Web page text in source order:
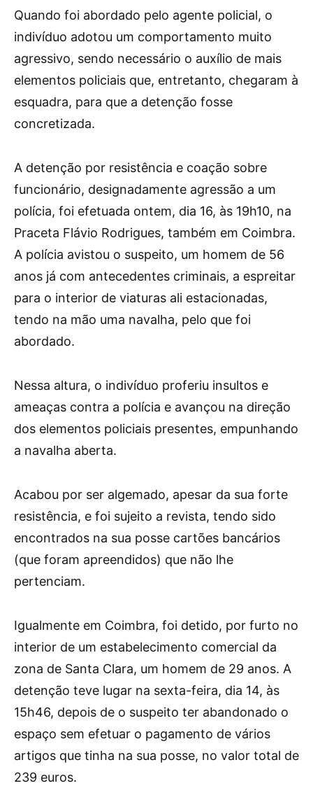
Quando foi abordado pelo agente policial, o
indivíduo adotou um comportamento muito
agressivo, sendo necessário o auxílio de mais
elementos policiais que, entretanto, chegaram à
esquadra, para que a detenção fosse
concretizada.
A detenção por resistência e coação sobre
funcionário, designadamente agressão a um
polícia, foi efetuada ontem, dia 16, às 19h10, na
Praceta Flávio Rodrigues, também em Coimbra.
A polícia avistou o suspeito, um homem de 56
anos já com antecedentes criminais, a espreitar
para o interior de viaturas ali estacionadas,
tendo na mão uma navalha, pelo que foi
abordado.
Nessa altura, o indivíduo proferiu insultos e
ameaças contra a polícia e avançou na direção
dos elementos policiais presentes, empunhando
a navalha aberta.
Acabou por ser algemado, apesar da sua forte
resistência, e foi sujeito a revista, tendo sido
encontrados na sua posse cartões bancários
(que foram apreendidos) que não lhe
pertenciam.
Igualmente em Coimbra, foi detido, por furto no
interior de um estabelecimento comercial da
zona de Santa Clara, um homem de 29 anos. A
detenção teve lugar na sexta-feira, dia 14, às
15h46, depois de o suspeito ter abandonado o
espaço sem efetuar o pagamento de vários
artigos que tinha na sua posse, no valor total de
239 euros.